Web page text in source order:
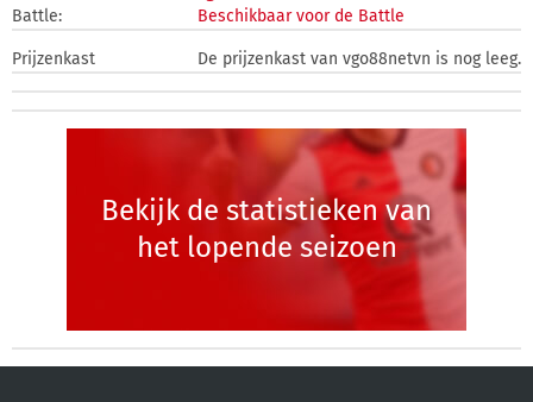
Battle:
Beschikbaar voor de Battle
Prijzenkast De prijzenkast van vgo88netvn is nog leeg.
Bekijk de statistieken van
het lopende seizoen